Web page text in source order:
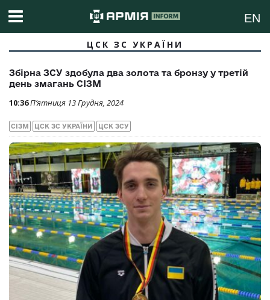
EN
ЦСК ЗС УКРАЇНИ
Збірна ЗСУ здобула два золота та бронзу у третій
день змагань СІЗМ
П’ятниця 13 Грудня, 2024